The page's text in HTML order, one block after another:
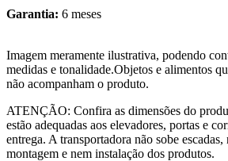
Garantia: 6 meses
Imagem meramente ilustrativa, podendo
medidas e tonalidade.Objetos e alimentos
não acompanham o produto.
ATENÇÃO: Confira as dimensões do
estão adequadas aos elevadores, portas e
entrega. A transportadora não sobe
montagem e nem instalação dos produtos.